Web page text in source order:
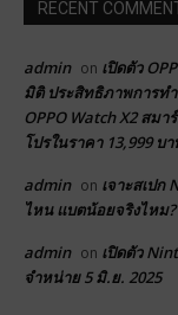
RECENT
admin on เปิดตัว
มิติ ประสิทธิภาพการท
OPPO Watch X2 สม
โปรในราคา 13,999 บ
admin on เจาะสเป
ไหน แบตน้อยจริงไหม?
admin on เปิดตัว
จำหน่าย 5 มิ.ย. 2025